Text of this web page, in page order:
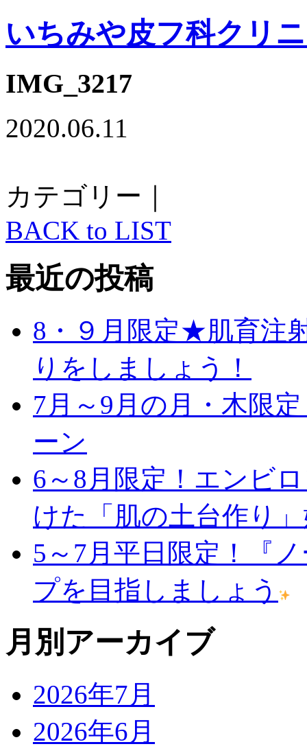
いちみや皮フ科クリ
IMG_3217
2020.06.11
カテゴリー｜
BACK to LIST
最近の投稿
8・９月限定★肌育注
りをしましょう！
7月～9月の月・木限
ーン
6～8月限定！エンビ
けた「肌の土台作り
5～7月平日限定！『
プを目指しましょう
月別アーカイブ
2026年7月
2026年6月